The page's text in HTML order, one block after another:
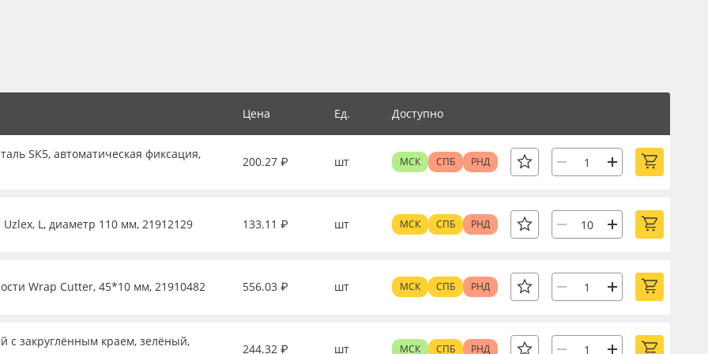
Цена Ед. Доступно
SK5, автоматическая фиксация,
200.27 ₽ шт МСК СПБ РНД
L, диаметр 110 мм, 21912129 133.11 ₽ шт МСК СПБ РНД
Wrap Cutter, 45*10 мм, 21910482 556.03 ₽ шт МСК СПБ РНД
с закруглённым краем, зелёный,
244.32 ₽ шт МСК СПБ РНД